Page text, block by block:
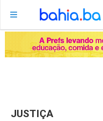
JUSTIÇA